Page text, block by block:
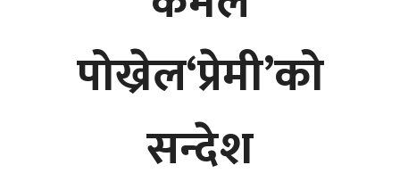
पोख्रेल‘प्रेमी’को
सन्देश